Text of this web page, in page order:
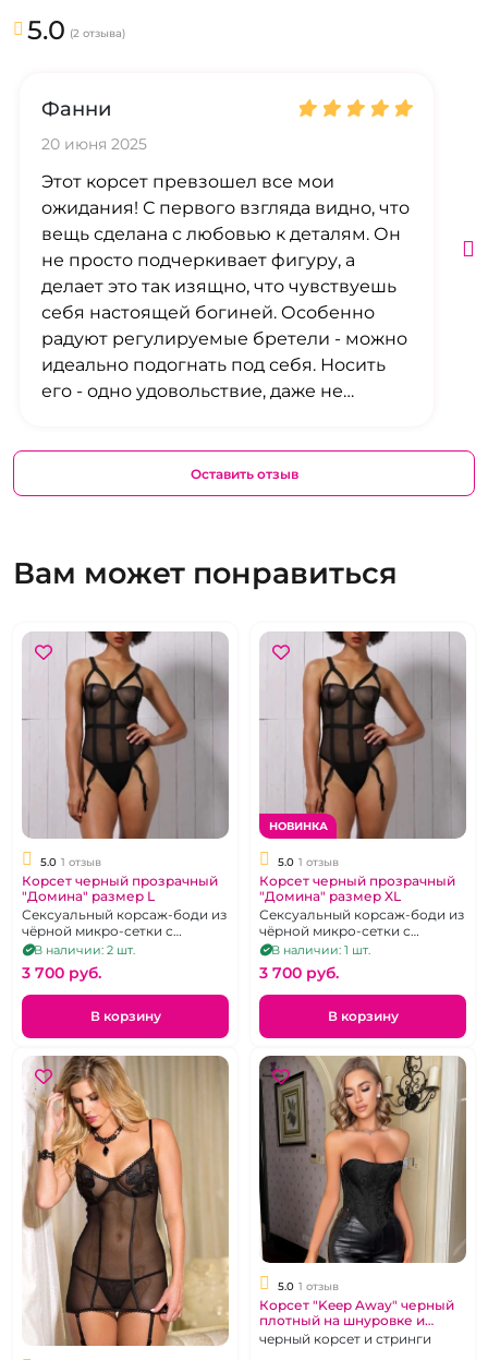
5.0 (2 отзыва)
Фанни
20 июня 2025
Этот корсет превзошел все мои
ожидания! С первого взгляда видно, что
вещь сделана с любовью к деталям. Он
не просто подчеркивает фигуру, а
делает это так изящно, что чувствуешь
себя настоящей богиней. Особенно
радуют регулируемые бретели - можно
идеально подогнать под себя. Носить
его - одно удовольствие, даже не
цена полностью соответствует
качеству. Рекомендую всем, кто хочет
Оставить отзыв
Вам может понравиться
5.0 1 отзыв
Корсет черный прозрачный
"Домина" размер L
Сексуальный корсаж-боди из
чёрной микро-сетки с
пажами для крепления чулок.
В наличии: 2 шт.
3 700 pуб.
В корзину
НОВИНКА
5.0 1 отзыв
Корсет черный прозрачный
"Домина" размер XL
Сексуальный корсаж-боди из
чёрной микро-сетки с
пажами для крепления чулок,
В наличии: 1 шт.
3 700 pуб.
В корзину
5.0 1 отзыв
Корсет "Keep Away" черный
плотный на шнуровке и
стринги размер М 42
черный корсет и стринги